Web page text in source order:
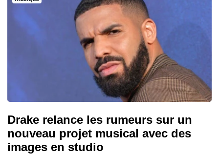
Drake relance les rumeurs sur un
nouveau projet musical avec des
images en studio